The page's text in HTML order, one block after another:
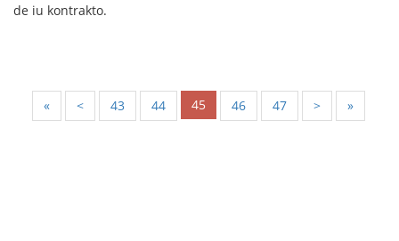
de iu kontrakto.
« < 43 44 45 46 47 > »